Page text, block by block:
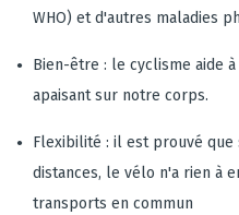
WHO) et d'autres maladies
Bien-être : le cyclisme aide
apaisant sur notre corps.
Flexibilité : il est prouvé
distances, le vélo n'a rien à
transports en commun